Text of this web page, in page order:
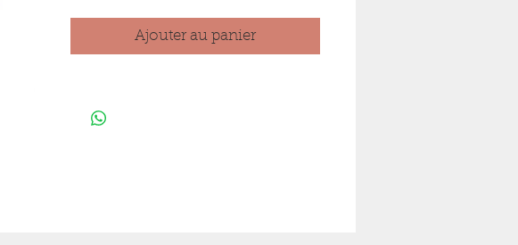
Ajouter au panier